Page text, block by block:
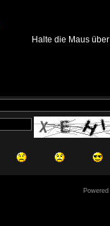
Halte die Maus